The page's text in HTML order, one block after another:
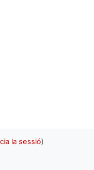
la sessió)